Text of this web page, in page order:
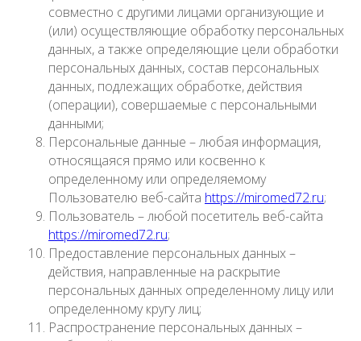
совместно с другими лицами организующие и
(или) осуществляющие обработку персональных
данных, а также определяющие цели обработки
персональных данных, состав персональных
данных, подлежащих обработке, действия
(операции), совершаемые с персональными
данными;
Персональные данные – любая информация,
относящаяся прямо или косвенно к
определенному или определяемому
Пользователю веб-сайта https://miromed72.ru;
Пользователь – любой посетитель веб-сайта
https://miromed72.ru;
Предоставление персональных данных –
действия, направленные на раскрытие
персональных данных определенному лицу или
определенному кругу лиц;
Распространение персональных данных –